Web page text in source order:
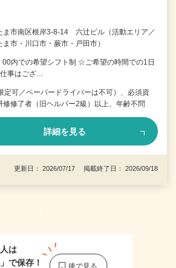
ま市南区根岸3-8-14 六辻ビル（活動エリア／
市・川口市・蕨市・戸田市）
内での希望シフト制 ☆ご希望の時間での1日
事はござ…
定可／ペーパードライバーは不可）、必須資
修修了者（旧ヘルパー2級）以上、年齢不問
詳細を見る
更新日： 2026/07/17 掲載終了日： 2026/09/18
1
は
」で保存！